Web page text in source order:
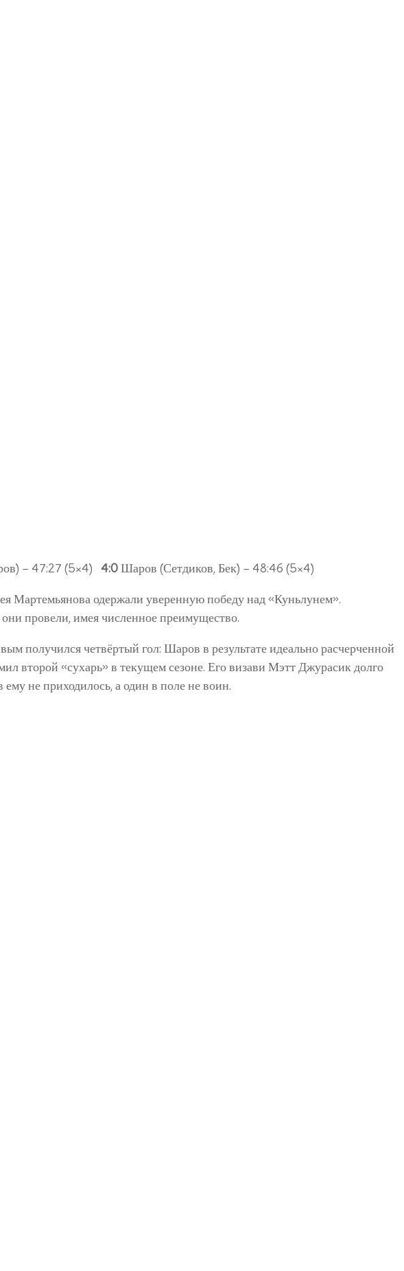
– 47:27 (5×4) 4:0Шаров (Сетдиков, Бек) – 48:46 (5×4)
Мартемьянова одержали уверенную победу над «Куньлунем».
провели, имея численное преимущество.
четвёртый гол: Шаров в результате идеально расчерченной
второй «сухарь» в текущем сезоне. Его визави Мэтт Джурасик долго
не приходилось, а один в поле не воин.